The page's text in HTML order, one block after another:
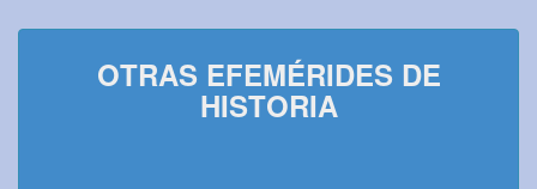
OTRAS EFEMÉRIDES DE
HISTORIA